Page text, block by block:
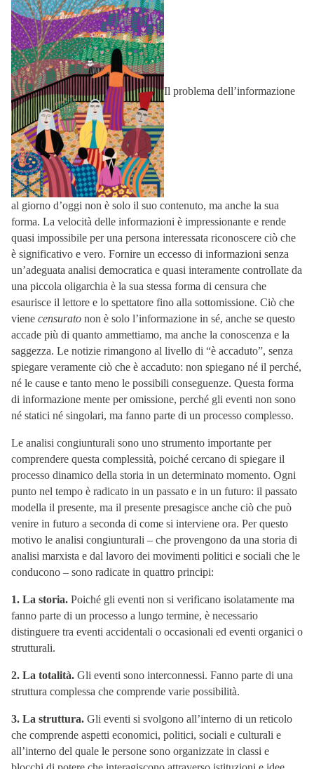
Il problema dell’informazione
al giorno d’oggi non è solo il suo contenuto, ma anche la sua
forma. La velocità delle informazioni è impressionante e rende
quasi impossibile per una persona interessata riconoscere ciò che
è significativo e vero. Fornire un eccesso di informazioni senza
un’adeguata analisi democratica e quasi interamente controllate da
una piccola oligarchia è la sua stessa forma di censura che
esaurisce il lettore e lo spettatore fino alla sottomissione. Ciò che
viene censurato non è solo l’informazione in sé, anche se questo
accade più di quanto ammettiamo, ma anche la conoscenza e la
saggezza. Le notizie rimangono al livello di “è accaduto”, senza
spiegare veramente ciò che è accaduto: non spiegano né il perché,
né le cause e tanto meno le possibili conseguenze. Questa forma
di informazione mente per omissione, perché gli eventi non sono
né statici né singolari, ma fanno parte di un processo complesso.
Le analisi congiunturali sono uno strumento importante per
comprendere questa complessità, poiché cercano di spiegare il
processo dinamico della storia in un determinato momento. Ogni
punto nel tempo è radicato in un passato e in un futuro: il passato
modella il presente, ma il presente presagisce anche ciò che può
venire in futuro a seconda di come si interviene ora. Per questo
motivo le analisi congiunturali – che provengono da una storia di
analisi marxista e dal lavoro dei movimenti politici e sociali che le
conducono – sono radicate in quattro principi:
1. La storia. Poiché gli eventi non si verificano isolatamente ma
fanno parte di un processo a lungo termine, è necessario
distinguere tra eventi accidentali o occasionali ed eventi organici o
strutturali.
2. La totalità. Gli eventi sono interconnessi. Fanno parte di una
struttura complessa che comprende varie possibilità.
3. La struttura. Gli eventi si svolgono all’interno di un reticolo
che comprende aspetti economici, politici, sociali e culturali e
all’interno del quale le persone sono organizzate in classi e